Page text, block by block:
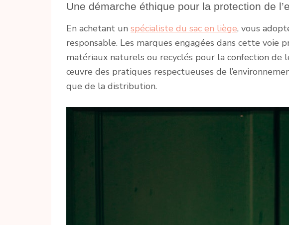
Une démarche éthique pour la protection de
En achetant un spécialiste du sac en liège, vous
responsable. Les marques engagées dans cette voie
matériaux naturels ou recyclés pour la confection
œuvre des pratiques respectueuses de
que de la distribution.